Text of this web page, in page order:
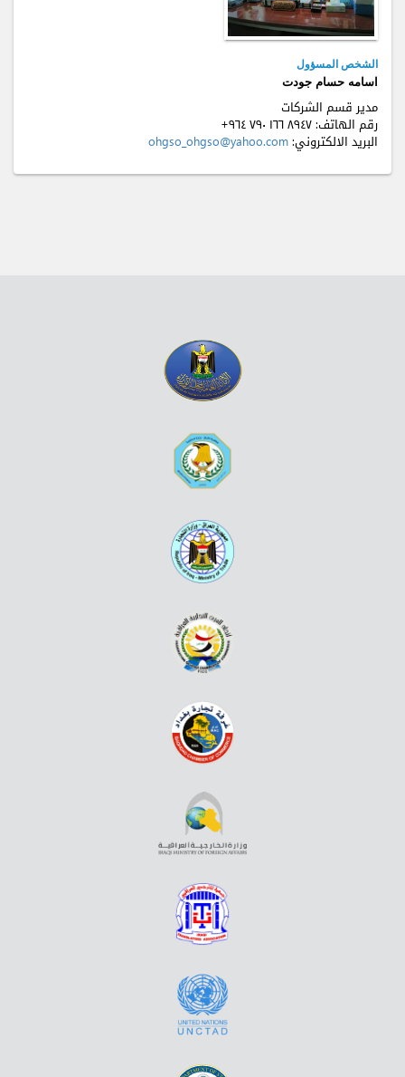
الشخص المسؤول
اسامه حسام جودت
مدير قسم الشركات
رقم الهاتف:+٩٦٤ ٧٩٠ ۱٦٦ ٨٩٤٧
البريد الالكتروني:ohgso_ohgso@yahoo.com